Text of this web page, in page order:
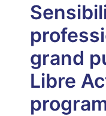
grand
Libre